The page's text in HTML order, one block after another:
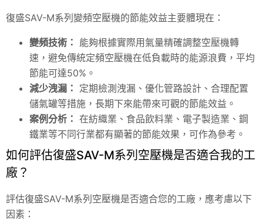
復盛SAV-M系列變頻空壓機的節能效益主要體現在：
變頻技術： 能夠根據實際用氣量精確調整空壓機轉
速，避免傳統定頻空壓機在低負載時的能源浪費，平均
節能可達50%。
減少洩漏： 定期檢測洩漏、優化管路設計、合理配置
儲氣罐等措施，長期下來能帶來可觀的節能效益。
案例分析： 在紡織業、食品飲料業、電子製造業、鋼
鐵業等不同行業都有顯著的節能效果，可作為參考。
如何評估復盛SAV-M系列空壓機是否適合我的工
廠？
評估復盛SAV-M系列空壓機是否適合您的工廠，應考慮以下
因素：